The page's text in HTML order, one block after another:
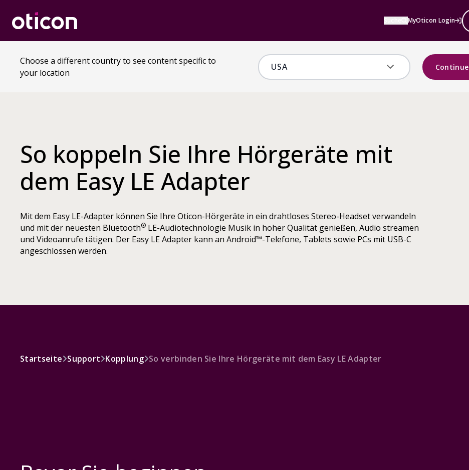
MyOticon Login
Choose a different country to see content specific to
your location
Continue
So koppeln Sie Ihre Hörgeräte mit
dem Easy LE Adapter
Mit dem Easy LE-Adapter können Sie Ihre Oticon-Hörgeräte in ein drahtloses Stereo-Headset verwandeln
und mit der neuesten Bluetooth® LE-Audiotechnologie Musik in hoher Qualität genießen, Audio streamen
und Videoanrufe tätigen. Der Easy LE Adapter kann an Android™-Telefone, Tablets sowie PCs mit USB-C
angeschlossen werden.
Startseite Support Kopplung So verbinden Sie Ihre Hörgeräte mit dem Easy LE Adapter